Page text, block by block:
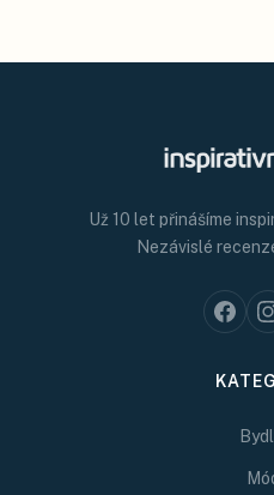
Už 10 let přinášíme
Nezávislé